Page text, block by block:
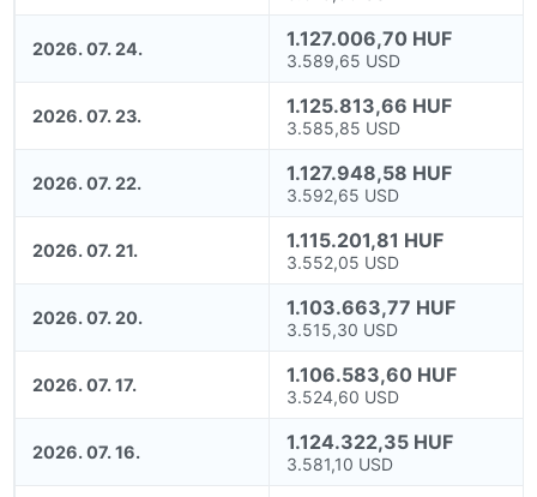
2026. 07. 24. 1.127.006,70 HUF
3.589,65 USD
2026. 07. 23. 1.125.813,66 HUF
3.585,85 USD
2026. 07. 22. 1.127.948,58 HUF
3.592,65 USD
2026. 07. 21. 1.115.201,81 HUF
3.552,05 USD
2026. 07. 20. 1.103.663,77 HUF
3.515,30 USD
2026. 07. 17. 1.106.583,60 HUF
3.524,60 USD
2026. 07. 16. 1.124.322,35 HUF
3.581,10 USD